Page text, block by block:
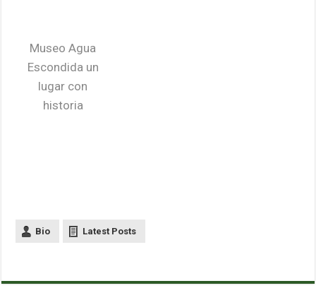
Museo Agua
Escondida un
lugar con
historia
Bio Latest Posts